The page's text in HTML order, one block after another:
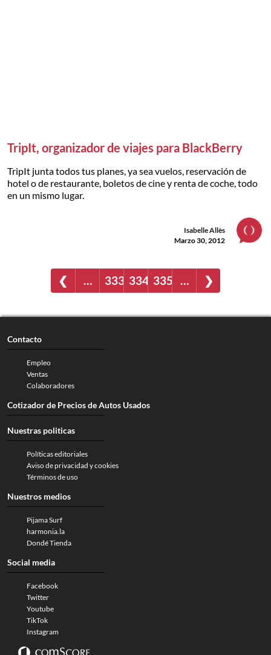
TripIt, organizador de viajes para BlackBerry
TripIt junta todos tus planes, ya sea vuelos, reservación de
hotel o de restaurante, boletos de cine y renta de coche, todo
en un mismo lugar.
Isabelle Allès
Marzo 30, 2012
❮ … 333 334 335 … ❯
Contacto
Empleo
Ventas
Colaboradores
Cotizador de Precios de Autos Usados
Nuestras politicas
Políticas editoriales
Aviso de privacidad y cookies
Términos de uso
Nuestros medios
Pijama Surf
harmonia.la
Dondé Tienda
Social media
Facebook
Twitter
Youtube
TikTok
Instagram